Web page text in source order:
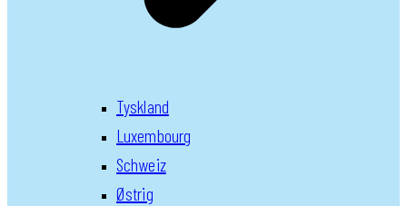
Tyskland
Luxembourg
Schweiz
Østrig